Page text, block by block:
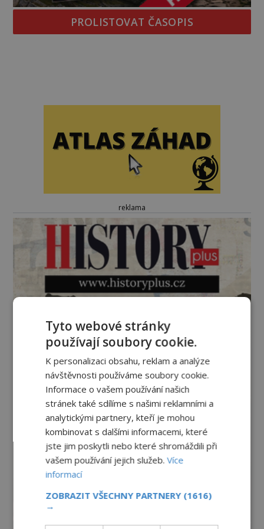
PROLISTOVAT ČASOPIS
reklama
Tyto webové stránky
používají soubory cookie.
K personalizaci obsahu, reklam a analýze
návštěvnosti používáme soubory cookie.
Informace o vašem používání našich
stránek také sdílíme s našimi reklamními a
analytickými partnery, kteří je mohou
kombinovat s dalšími informacemi, které
jste jim poskytli nebo které shromáždili při
vašem používání jejich služeb.Více
informací
ZOBRAZIT VŠECHNY PARTNERY (1616)
→